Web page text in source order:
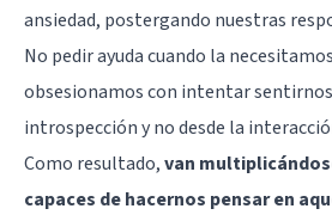
ansiedad, postergando nuestras
No pedir ayuda cuando la
obsesionamos con intentar
introspección y no desde la
Como resultado,van
capaces de hacernos pensar en